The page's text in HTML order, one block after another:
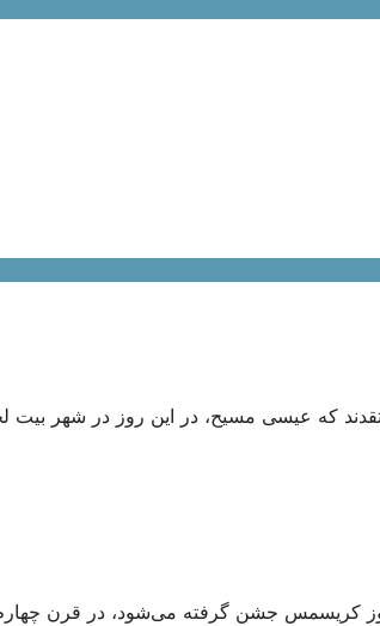
که عیسی مسیح، در این روز در شهر بیت
دسامبر که امروزه به عنوان روز کریسمس جشن گرفته می‌شود، در قرن